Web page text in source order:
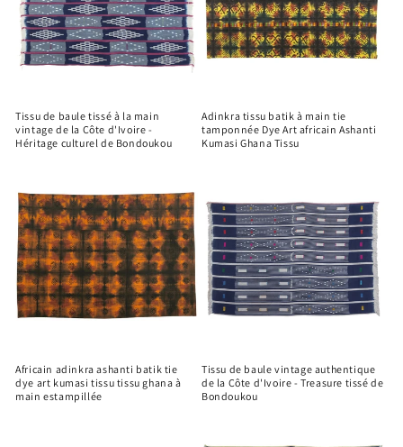
Tissu de baule tissé à la main
vintage de la Côte d'Ivoire -
Héritage culturel de Bondoukou
Adinkra tissu batik à main tie
tamponnée Dye Art africain Ashanti
Kumasi Ghana Tissu
Africain adinkra ashanti batik tie
dye art kumasi tissu tissu ghana à
main estampillée
Tissu de baule vintage authentique
de la Côte d'Ivoire - Treasure tissé de
Bondoukou